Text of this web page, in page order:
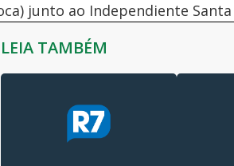
junto ao Independiente
LEIA TAMBÉM